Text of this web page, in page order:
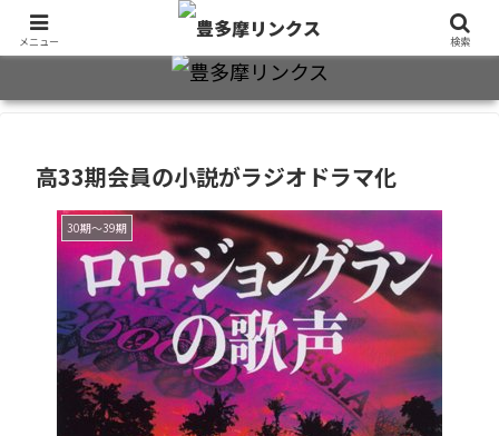
旧制十三中・都立豊多摩高卒業生2万7千人のための同窓会公式サイト
高33期会員の小説がラジオドラマ化
30期～39期
メニュー 検索